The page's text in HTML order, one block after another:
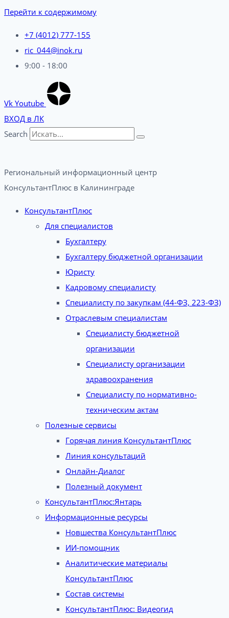
Перейти к содержимому
+7 (4012) 777-155
ric_044@inok.ru
9:00 - 18:00
Vk Youtube
ВХОД в ЛК
Search
Региональный информационный центр
КонсультантПлюс в Калининграде​
КонсультантПлюс
Для специалистов
Бухгалтеру
Бухгалтеру бюджетной организации
Юристу
Кадровому специалисту
Специалисту по закупкам (44-ФЗ, 223-ФЗ)
Отраслевым специалистам
Специалисту бюджетной
организации
Специалисту организации
здравоохранения
Специалисту по нормативно-
техническим актам
Полезные сервисы
Горячая линия КонсультантПлюс
Линия консультаций
Онлайн-Диалог
Полезный документ
КонсультантПлюс:Янтарь
Информационные ресурсы
Новшества КонсультантПлюс
ИИ-помощник
Аналитические материалы
КонсультантПлюс
Состав системы
КонсультантПлюс: Видеогид